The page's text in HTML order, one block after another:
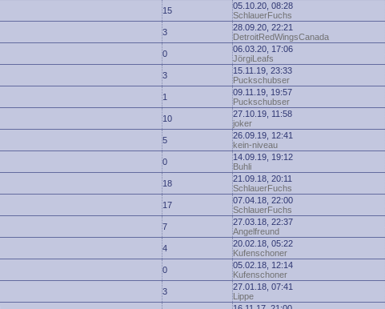
15
05.10.20, 08:28
SchlauerFuchs
3
28.09.20, 22:21
DetroitRedWingsCanada
0
06.03.20, 17:06
JörgiLeafs
3
15.11.19, 23:33
Puckschubser
1
09.11.19, 19:57
Puckschubser
10
27.10.19, 11:58
joker
5
26.09.19, 12:41
kein-niveau
0
14.09.19, 19:12
Buhli
18
21.09.18, 20:11
SchlauerFuchs
17
07.04.18, 22:00
SchlauerFuchs
7
27.03.18, 22:37
Angelfreund
4
20.02.18, 05:22
Kufenschoner
0
05.02.18, 12:14
Kufenschoner
3
27.01.18, 07:41
Lippe